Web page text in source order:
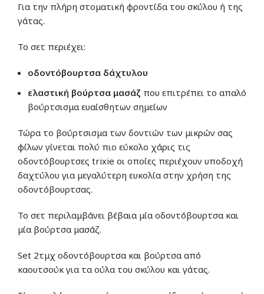
Για την πλήρη στοματική φροντίδα του σκύλου ή της
γάτας.
Το σετ περιέχει:
οδοντόβουρτσα δάχτυλου
ελαστική βούρτσα μασάζ που επιτρέπει το απαλό
βούρτσισμα ευαίσθητων σημείων
Τώρα το βούρτσισμα των δοντιών των μικρών σας
φίλων γίνεται πολύ πιο εύκολο χάρις τις
οδοντόβουρτσες trixie οι οποίες περιέχουν υποδοχή
δαχτύλου για μεγαλύτερη ευκολία στην χρήση της
οδοντόβουρτσας.
Το σετ περιλαμβάνει βέβαια μία οδοντόβουρτσα και
μία βούρτσα μασάζ.
Set 2τμχ οδοντόβουρτσα και βούρτσα από
καουτσούκ για τα ούλα του σκύλου και γάτας.